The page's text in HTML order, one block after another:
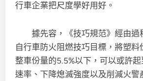
行車企業把尺度學好用好。
據先容，《技巧規范》經由過
自行車防火阻燃技巧目標，將塑料
整車份量的5.5%以下，可以或許
速率、下降熄滅強度以及削減火警